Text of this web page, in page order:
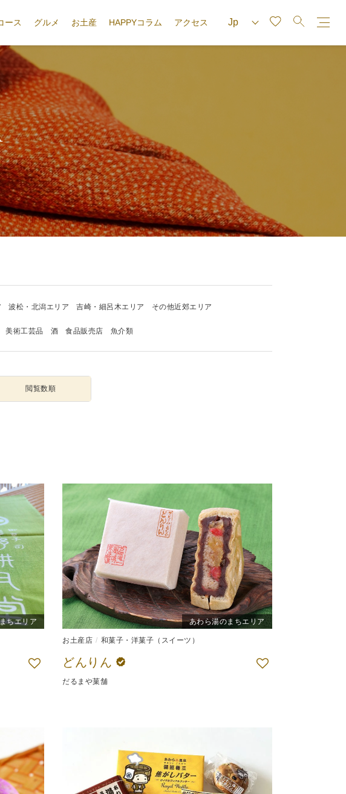
ース グルメ お土産 HAPPYコラム アクセス
波松・北潟エリア 吉崎・細呂木エリア その他近郊エリア
美術工芸品 酒 食品販売店 魚介類
閲覧数順
ちエリア あわら湯のまちエリア
お土産店 和菓子・洋菓子（スイーツ）
どんりん
だるまや菓舗